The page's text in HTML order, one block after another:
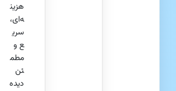
هزین
ه‌ای،
سری
ع و
مطم
ئن
دیده